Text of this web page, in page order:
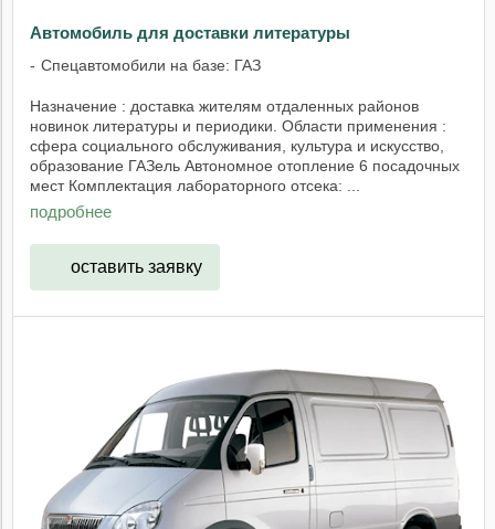
Автомобиль для доставки литературы
Спецавтомобили на базе: ГАЗ
Назначение : доставка жителям отдаленных районов
новинок литературы и периодики. Области применения :
сфера социального обслуживания, культура и искусство,
образование ГАЗель Автономное отопление 6 посадочных
мест Комплектация лабораторного отсека: ...
подробнее
оставить заявку